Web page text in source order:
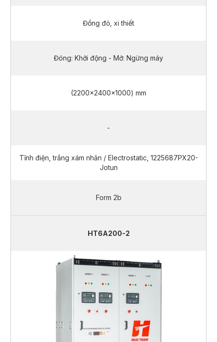
Đồng đỏ, xi thiết
Đóng: Khởi động - Mở: Ngừng máy
(2200x2400x1000) mm
-
Tĩnh điện, trắng xám nhăn / Electrostatic, 1225687PX20-
Jotun
Form 2b
HT6A200-2